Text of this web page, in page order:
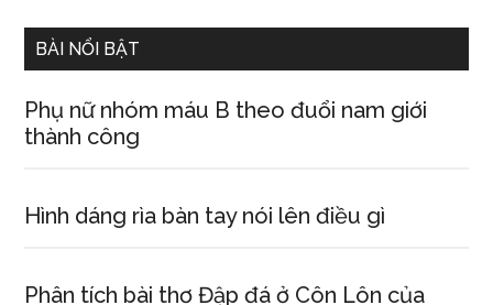
BÀI NỔI BẬT
Phụ nữ nhóm máu B theo đuổi nam giới
thành công
Hình dáng rìa bàn tay nói lên điều gì
Phân tích bài thơ Đập đá ở Côn Lôn của